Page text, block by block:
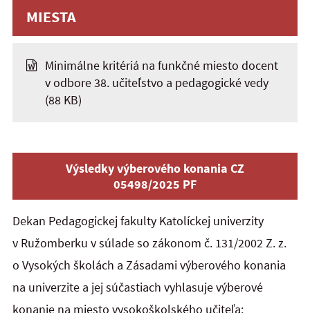
MIESTA
Minimálne kritériá na funkčné miesto docent
v odbore 38. učiteľstvo a pedagogické vedy
(88 KB)
Výsledky výberového konania CZ
05498/2025 PF
Dekan Pedagogickej fakulty Katolíckej univerzity
v Ružomberku v súlade so zákonom č. 131/2002 Z. z.
o Vysokých školách a Zásadami výberového konania
na univerzite a jej súčastiach vyhlasuje výberové
konanie na miesto vysokoškolského učiteľa: